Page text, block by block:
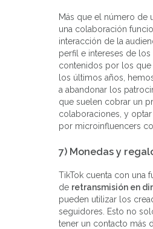
Más que el número de
una colaboración
interacción de la
perfil e intereses de
contenidos por los que
los últimos años,
a abandonar los
que suelen cobrar un
colaboraciones, y
por microinfluencers
7) Monedas y
TikTok cuenta con una
de retransmisión en
pueden utilizar los
seguidores. Esto no
tener un contacto más